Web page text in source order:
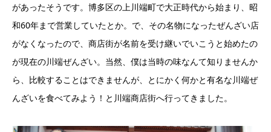
があったそうです。博多区の上川端町で大正時代から始まり、昭
和60年まで営業していたとか。で、その名物になったぜんざい店
がなくなったので、商店街が名前を受け継いでいこうと始めたの
が現在の川端ぜんざい。当然、僕は当時の味なんて知りませんか
ら、比較することはできませんが、とにかく何かと有名な川端ぜ
んざいを食べてみよう！と川端商店街へ行ってきました。